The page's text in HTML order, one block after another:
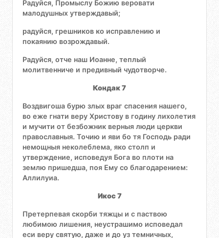
Радуйся, Промыслу Божию веровати
малодушных утверждавый;
радуйся, грешников ко исправлению и
покаянию возрождавый.
Радуйся, отче наш Иоанне, теплый
молитвенниче и предивный чудотворче.
Кондак 7
Воздвигоша бурю злых враг спасения нашего,
во еже гнати веру Христову в годину лихолетия
и мучити от безбожник верныя люди церкви
православныя. Точию и яви бо тя Господь ради
немощныя неколеблема, яко столп и
утверждение, исповедуя Бога во плоти на
землю пришедша, поя Ему со благодарением:
Аллилуиа.
Икос 7
Претерпевая скорби тяжцы и с паствою
любимою лишения, неустрашимо исповедал
еси веру святую, даже и до уз темничных,